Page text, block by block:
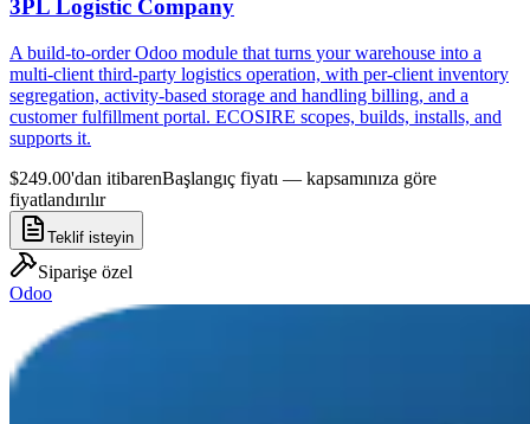
3PL Logistic Company
A build-to-order Odoo module that turns your warehouse into a
multi-client third-party logistics operation, with per-client inventory
segregation, activity-based storage and handling billing, and a
customer fulfillment portal. ECOSIRE scopes, builds, installs, and
supports it.
$249.00'dan itibarenBaşlangıç fiyatı — kapsamınıza göre
fiyatlandırılır
Teklif isteyin
Siparişe özel
Odoo